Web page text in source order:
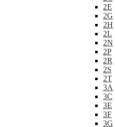
2E
2G
2H
2L
2N
2P
2R
2S
2T
3A
3C
3E
3F
3G